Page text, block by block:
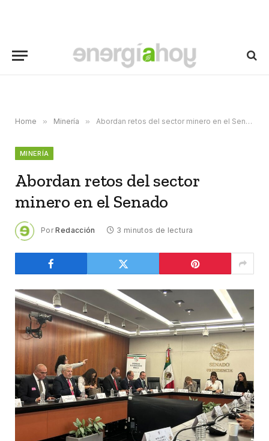
Home » Minería » Abordan retos del sector minero en el Senado
MINERÍA
Abordan retos del sector
minero en el Senado
Por Redacción 3 minutos de lectura